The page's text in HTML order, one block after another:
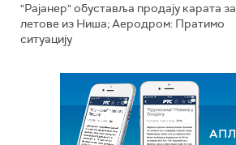
"Рајанер" обуставља продају карата за
летове из Ниша; Аеродром: Пратимо
ситуацију